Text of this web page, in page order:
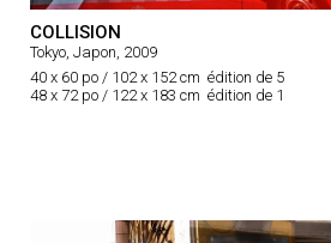
COLLISION
Tokyo, Japon, 2009
40 x 60 po / 102 x 152 cm édition de 5
48 x 72 po / 122 x 183 cm édition de 1